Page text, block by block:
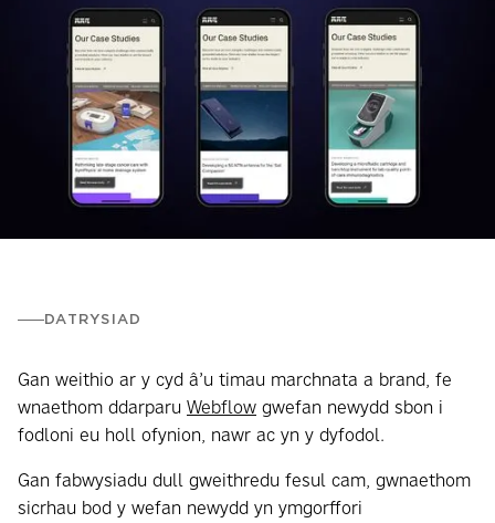
DATRYSIAD
Gan weithio ar y cyd â’u timau marchnata a brand, fe
wnaethom ddarparu Webflow gwefan newydd sbon i
fodloni eu holl ofynion, nawr ac yn y dyfodol.
Gan fabwysiadu dull gweithredu fesul cam, gwnaethom
sicrhau bod y wefan newydd yn ymgorffori